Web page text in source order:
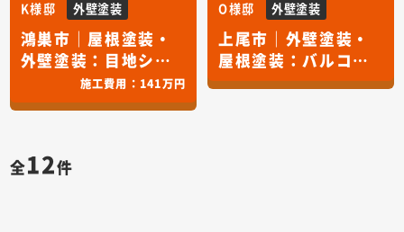
K様邸 外壁塗装
鴻巣市｜屋根塗装・
外壁塗装：目地シー
リング交換施工費用： 141万円
O様邸 外壁塗装
上尾市｜外壁塗装・
屋根塗装：バルコニ
ーＦＲＰ防水・目地
全12件